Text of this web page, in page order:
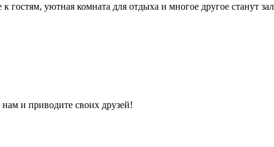
уютная комната для отдыха и многое другое станут
и приводите своих друзей!